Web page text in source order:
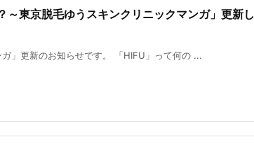
～東京脱毛ゆうスキンクリニックマンガ」更新し
」更新のお知らせです。 「HIFU」って何の ...